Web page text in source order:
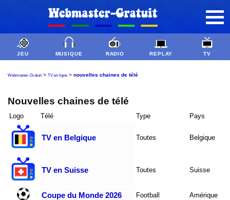
JEU MUSIQUE RADIO REPLAY TV
Webmaster-Gratuit > TV en ligne > nouvelles chaines de télé
Nouvelles chaines de télé
Logo Télé Type Pays
TV en Belgique Toutes Belgique
TV en Suisse Toutes Suisse
Coupe du Monde 2026 Football Amérique